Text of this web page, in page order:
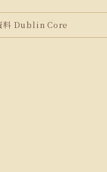
料 Dublin Core